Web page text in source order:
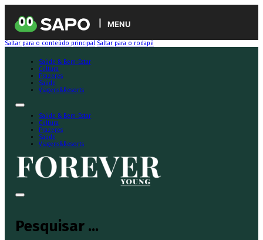
MENU
Saltar para o conteúdo principal Saltar para o rodapé
Saúde & Bem-Estar
Cultura
Prazeres
Saúde
Viagens&Resorts
Saúde & Bem-Estar
Cultura
Prazeres
Saúde
Viagens&Resorts
Pesquisar ...